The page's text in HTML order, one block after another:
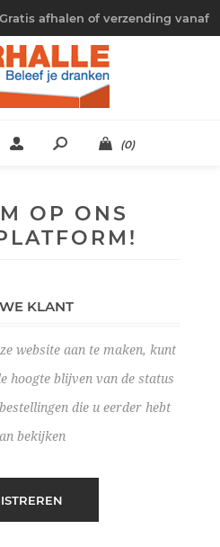
Gratis afhalen of verzending vanaf
€ 4,95
(0)
OP ONS
KLANT
website aan te maken, kunt
hoogte blijven van de status
die u eerder hebt
bekijken